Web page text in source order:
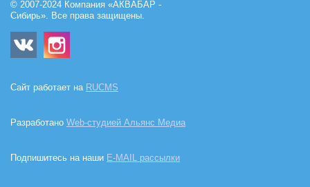
© 2007-2024 Компания «АКВАБАР -
Сибирь». Все права защищены.
Сайт работает на RUCMS
Разработано Web-студией Альянс Медиа
Подпишитесь на наши E-MAIL рассылки